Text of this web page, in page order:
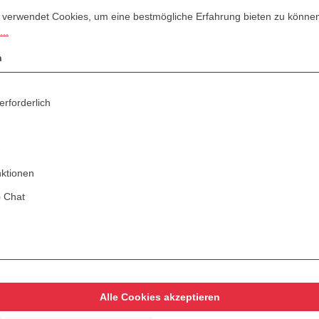
Cookies, um eine bestmögliche Erfahrung bieten zu
Chat
Alle Cookies akzeptieren